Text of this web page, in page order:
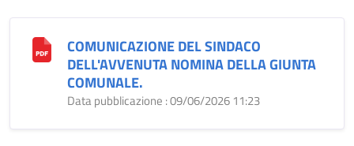
COMUNICAZIONE DEL SINDACO
DELL'AVVENUTA NOMINA DELLA GIUNTA
COMUNALE.
Data pubblicazione : 09/06/2026 11:23